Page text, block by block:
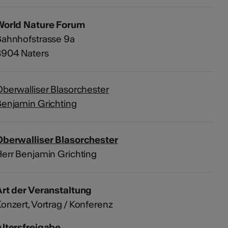
Nature Forum
9a
Naters
Blasorchester
Grichting
Blasorchester
Benjamin Grichting
der Veranstaltung
Vortrag / Konferenz